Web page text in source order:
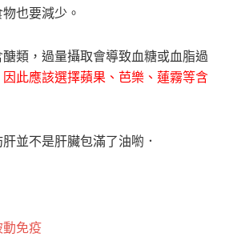
也要減少。
類，過量攝取會導致血糖或血脂過
因此應該選擇蘋果、芭樂、蓮霧等含
並不是肝臟包滿了油喲．
動免疫